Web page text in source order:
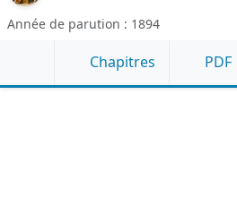
Année de parution : 1894
Chapitres PDF